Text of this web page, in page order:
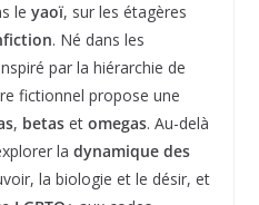
le yaoï, sur les étagères
. Né dans les
par la hiérarchie de
fictionnel propose une
, betaset omegas. Au-delà
la dynamique des
la biologie et le désir, et